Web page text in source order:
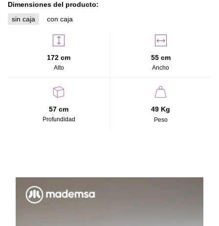
Dimensiones del producto:
sin caja
con caja
172 cm
Alto
55 cm
Ancho
57 cm
Profundidad
49 Kg
Peso